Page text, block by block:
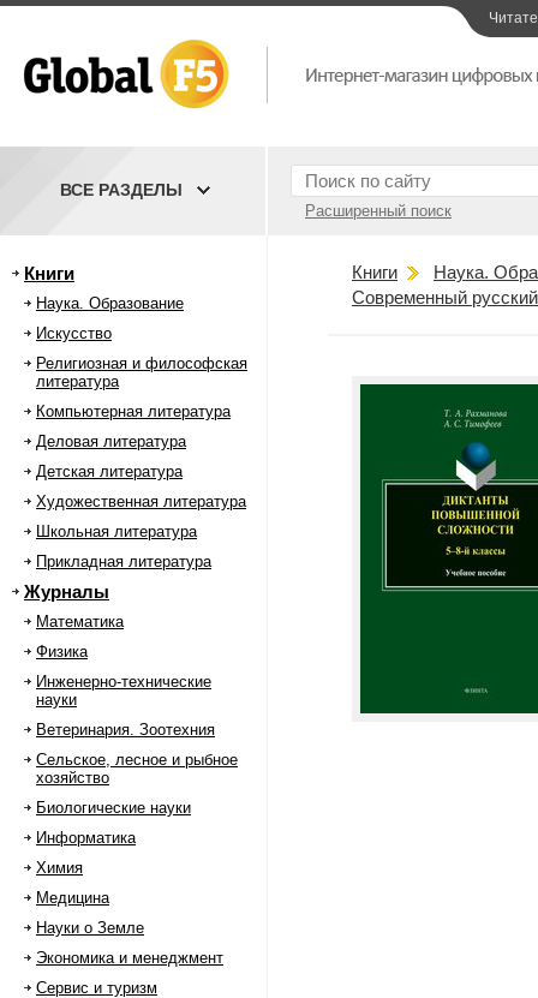
Расширенный поиск
ВСЕ РАЗДЕЛЫ
Книги
Наука. Образование
Искусство
Религиозная и философская
литература
Компьютерная литература
Деловая литература
Детская литература
Художественная литература
Школьная литература
Прикладная литература
Журналы
Математика
Физика
Инженерно-технические
науки
Ветеринария. Зоотехния
Сельское, лесное и рыбное
хозяйство
Биологические науки
Информатика
Химия
Медицина
Науки о Земле
Экономика и менеджмент
Сервис и туризм
Книги
Наука.
Современный